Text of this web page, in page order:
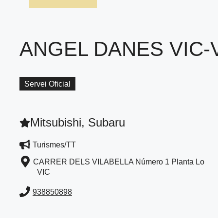
ANGEL DANES VIC-
Servei Oficial
Mitsubishi, Subaru
Turismes/TT
CARRER DELS VILABELLA Número 1 Planta Lo
VIC
938850898